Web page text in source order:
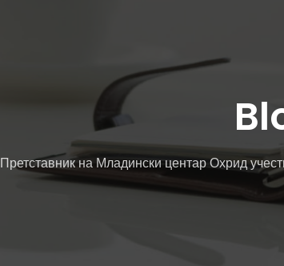
Претставник на Младински центар Охрид